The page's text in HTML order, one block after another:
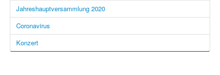
Jahreshauptversammlung 2020
Coronavirus
Konzert